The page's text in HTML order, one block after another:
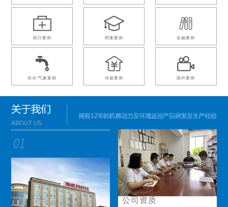
医疗案例 档案案例 金融案例
供水/气象案例 传媒案例 国外案例
公司资质